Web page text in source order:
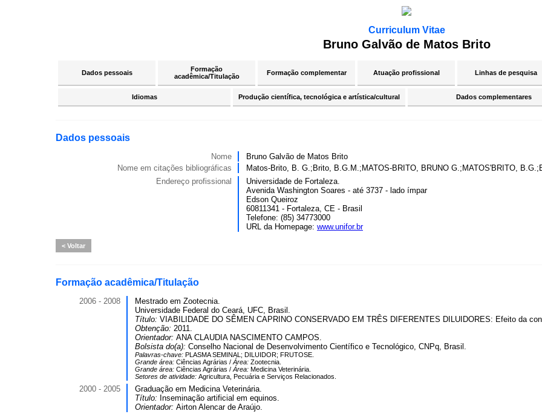
Curriculum Vitae
Bruno Galvão de Matos Brito
Dados pessoais
Formação
acadêmica/Titulação
Formação complementar Atuação profissional Linhas de pesquisa
Idiomas Produção científica, tecnológica e artística/cultural Dados complementares
Dados pessoais
Nome
Bruno Galvão de Matos Brito
Nome em citações bibliográficas
Matos-Brito, B. G.;Brito, B.G.M.;MATOS-BRITO, BRUNO G.;MATOS'BRITO,
Endereço profissional
Universidade de Fortaleza.
Avenida Washington Soares - até 3737 - lado ímpar
Edson Queiroz
60811341 - Fortaleza, CE - Brasil
Telefone: (85) 34773000
URL da Homepage: www.unifor.br
Voltar
Formação acadêmica/Titulação
2006 - 2008
Mestrado em Zootecnia.
Universidade Federal do Ceará, UFC, Brasil.
Título: VIABILIDADE DO SÊMEN CAPRINO CONSERVADO EM TRÊS DIFERENTES DILUIDORES: Efeito da
Obtenção: 2011.
Orientador: ANA CLAUDIA NASCIMENTO CAMPOS.
Bolsista do(a): Conselho Nacional de Desenvolvimento Científico e Tecnológico, CNPq, Brasil.
Palavras-chave: PLASMA SEMINAL; DILUIDOR; FRUTOSE.
Grande área: Ciências Agrárias / Área: Zootecnia.
Grande área: Ciências Agrárias / Área: Medicina Veterinária.
Setores de atividade: Agricultura, Pecuária e Serviços Relacionados.
2000 - 2005
Graduação em Medicina Veterinária.
Título: Inseminação artificial em equinos.
Orientador: Airton Alencar de Araújo.